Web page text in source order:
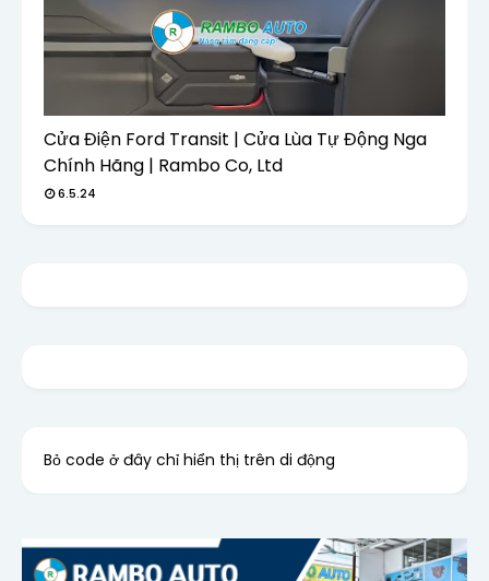
Cửa Điện Ford Transit | Cửa Lùa Tự Động Nga
Chính Hãng | Rambo Co, Ltd
6.5.24
Bỏ code ở đây chỉ hiển thị trên di động